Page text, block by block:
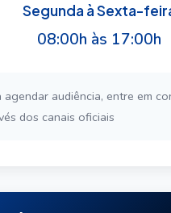
Segunda à Sexta-
08:00h às 17:00h
agendar audiência, entre em
dos canais oficiais